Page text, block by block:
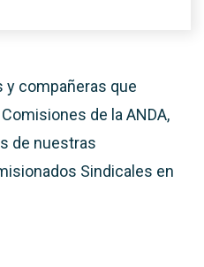
y compañeras que
de la ANDA,
de nuestras
Sindicales en